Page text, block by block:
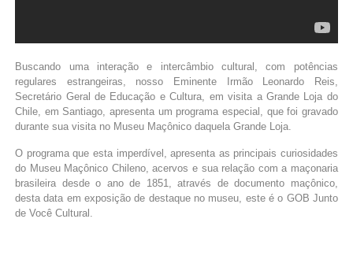
Buscando uma interação e intercâmbio cultural, com potências
regulares estrangeiras, nosso Eminente Irmão Leonardo Reis,
Secretário Geral de Educação e Cultura, em visita a Grande Loja do
Chile, em Santiago, apresenta um programa especial, que foi gravado
durante sua visita no Museu Maçônico daquela Grande Loja.
O programa que esta imperdível, apresenta as principais curiosidades
do Museu Maçônico Chileno, acervos e sua relação com a maçonaria
brasileira desde o ano de 1851, através de documento maçônico,
desta data em exposição de destaque no museu, este é o GOB Junto
de Você Cultural.